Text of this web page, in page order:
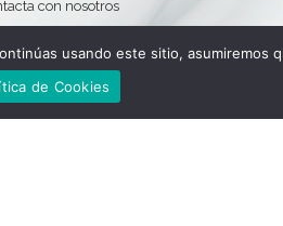
con nosotros
usando este sitio, asumiremos
de Cookies